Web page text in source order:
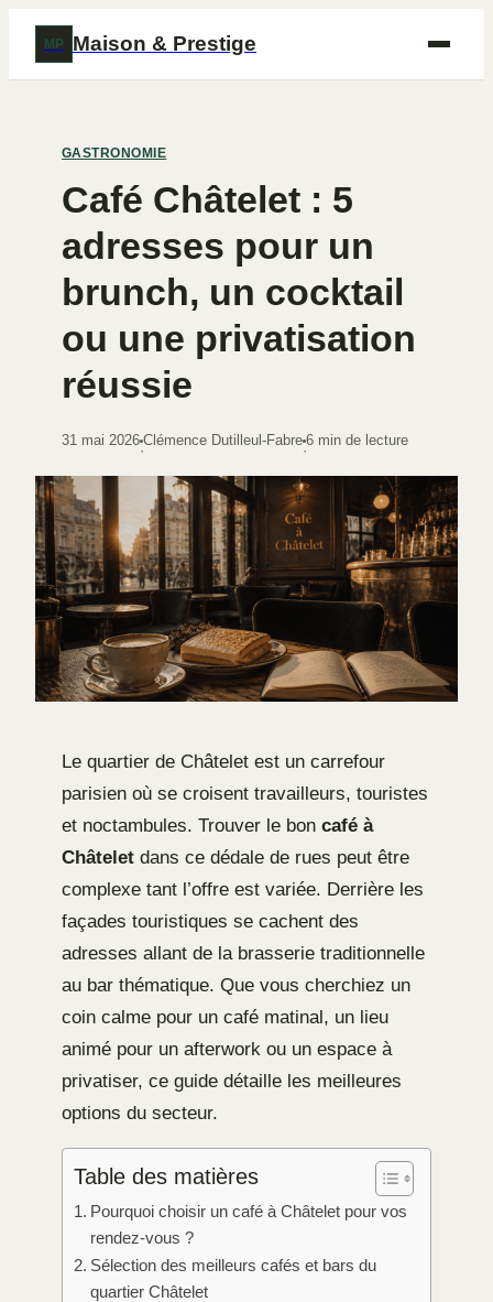
MP Maison & Prestige
GASTRONOMIE
Café Châtelet : 5
adresses pour un
brunch, un cocktail
ou une privatisation
réussie
31 mai 2026
·
Clémence Dutilleul-Fabre
·
6 min de lecture
Le quartier de Châtelet est un carrefour
parisien où se croisent travailleurs, touristes
et noctambules. Trouver le bon café à
Châtelet dans ce dédale de rues peut être
complexe tant l’offre est variée. Derrière les
façades touristiques se cachent des
adresses allant de la brasserie traditionnelle
au bar thématique. Que vous cherchiez un
coin calme pour un café matinal, un lieu
animé pour un afterwork ou un espace à
privatiser, ce guide détaille les meilleures
options du secteur.
Table des matières
Pourquoi choisir un café à Châtelet pour vos
rendez-vous ?
Sélection des meilleurs cafés et bars du
quartier Châtelet